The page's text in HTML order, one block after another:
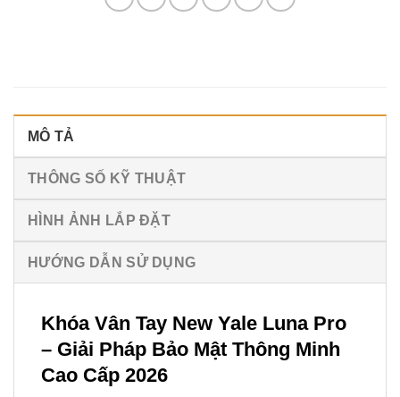
MÔ TẢ
THÔNG SỐ KỸ THUẬT
HÌNH ẢNH LẮP ĐẶT
HƯỚNG DẪN SỬ DỤNG
Khóa Vân Tay New Yale Luna Pro
– Giải Pháp Bảo Mật Thông Minh
Cao Cấp 2026